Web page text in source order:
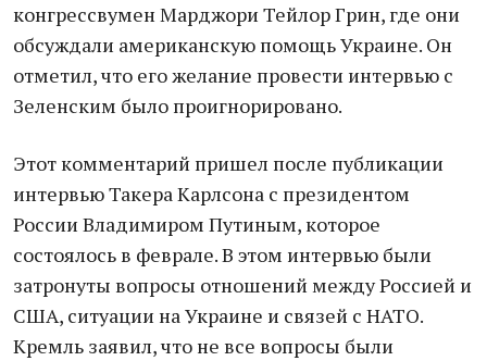
конгрессвумен Марджори Тейлор Грин, где они
обсуждали американскую помощь Украине. Он
отметил, что его желание провести интервью с
Зеленским было проигнорировано.
Этот комментарий пришел после публикации
интервью Такера Карлсона с президентом
России Владимиром Путиным, которое
состоялось в феврале. В этом интервью были
затронуты вопросы отношений между Россией и
США, ситуации на Украине и связей с НАТО.
Кремль заявил, что не все вопросы были